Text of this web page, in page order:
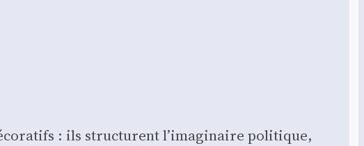
: ils struc­turent l’imaginaire poli­tique,